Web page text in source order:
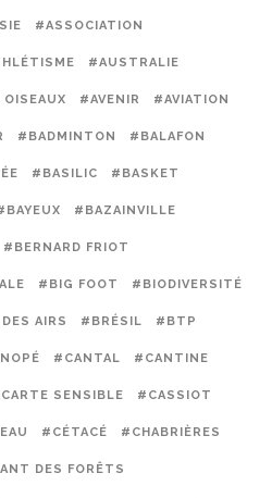
#ASSOCIATION
#AUSTRALIE
#AVENIR #AVIATION
#BADMINTON #BALAFON
#BASILIC #BASKET
#BAZAINVILLE
#BERNARD FRIOT
#BIG FOOT #BIODIVERSITÉ
AIRS #BRÉSIL #BTP
#CANTAL #CANTINE
SENSIBLE #CASSIOT
#CÉTACÉ #CHABRIÈRES
DES FORÊTS